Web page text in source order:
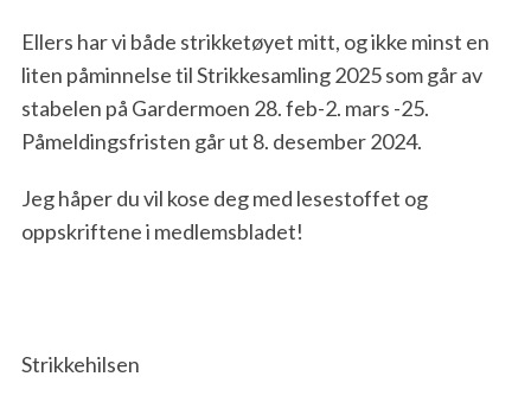
Ellers har vi både strikketøyet mitt, og ikke minst en
liten påminnelse til Strikkesamling 2025 som går av
stabelen på Gardermoen 28. feb-2. mars -25.
Påmeldingsfristen går ut 8. desember 2024.
Jeg håper du vil kose deg med lesestoffet og
oppskriftene i medlemsbladet!
Strikkehilsen